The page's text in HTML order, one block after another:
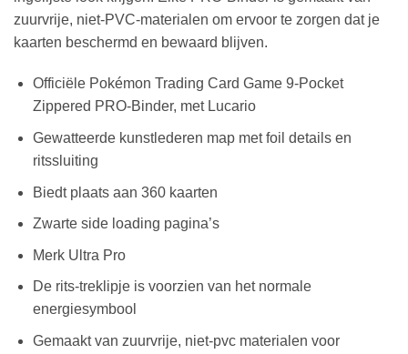
zuurvrije, niet-PVC-materialen om ervoor te zorgen dat je
kaarten beschermd en bewaard blijven.
Officiële Pokémon Trading Card Game 9-Pocket
Zippered PRO-Binder, met Lucario
Gewatteerde kunstlederen map met foil details en
ritssluiting
Biedt plaats aan 360 kaarten
Zwarte side loading pagina’s
Merk Ultra Pro
De rits-treklipje is voorzien van het normale
energiesymbool
Gemaakt van zuurvrije, niet-pvc materialen voor